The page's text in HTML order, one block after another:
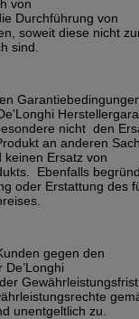
von
Durchführung von
soweit diese nicht
sind.
nicht den
an anderen
Ersatz von
Ebenfalls
oder Erstattung des
gegen den
Gewährleistungsfrist
unentgeltlich zu.